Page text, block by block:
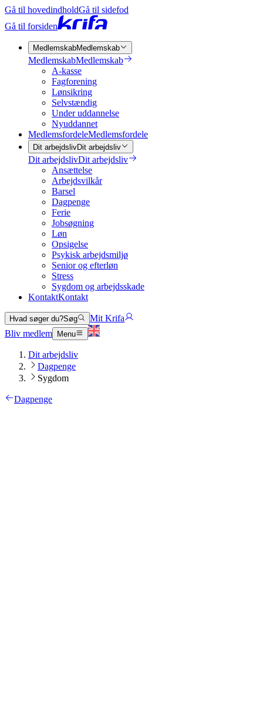
Gå til hovedindholdGå til sidefod
Gå til forsiden
MedlemskabMedlemskab
MedlemskabMedlemskab
A-kasse
Fagforening
Lønsikring
Selvstændig
Under uddannelse
Nyuddannet
MedlemsfordeleMedlemsfordele
Dit arbejdslivDit arbejdsliv
Dit arbejdslivDit arbejdsliv
Ansættelse
Arbejdsvilkår
Barsel
Dagpenge
Ferie
Jobsøgning
Løn
Opsigelse
Psykisk arbejdsmiljø
Senior og efterløn
Stress
Sygdom og arbejdsskade
KontaktKontakt
Hvad søger du?Søg
Mit Krifa
Bliv medlem
Menu
Dit arbejdsliv
Dagpenge
Sygdom
Dagpenge